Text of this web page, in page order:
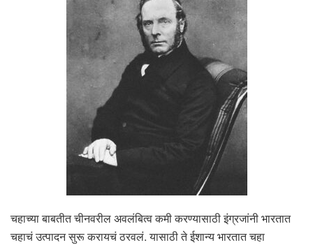
चहाच्या बाबतीत चीनवरील अवलंबित्व कमी करण्यासाठी इंग्रजांनी भारतात
चहाचं उत्पादन सुरू करायचं ठरवलं. यासाठी ते ईशान्य भारतात चहा